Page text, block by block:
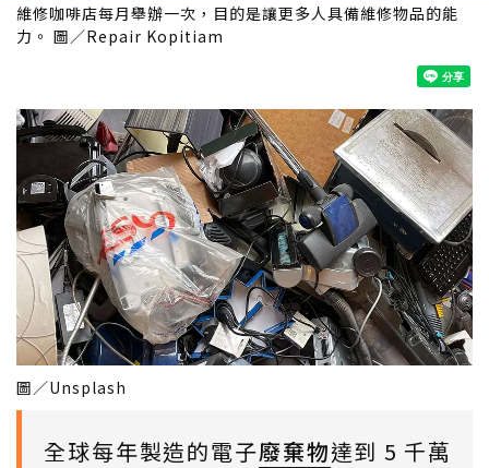
維修咖啡店每月舉辦一次，目的是讓更多人具備維修物品的能
力。 圖／Repair Kopitiam
圖／Unsplash
全球每年製造的電子廢棄物達到 5 千萬